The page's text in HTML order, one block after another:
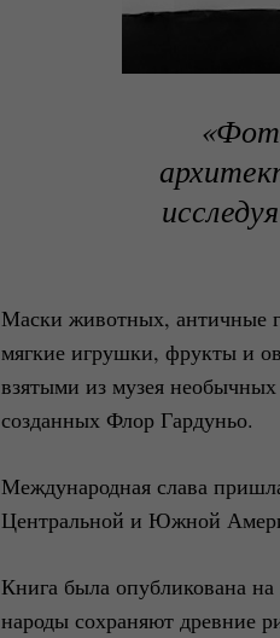
Маски животных, античные
мягкие игрушки, фрукты и
взятыми из музея
созданных Флор Гардуньо.
Международная слава
Центральной и Южной
Книга была опубликована
народы сохраняют древние